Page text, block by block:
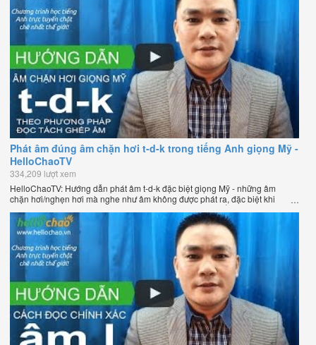
Phát âm đúng âm chặn hơi t-d-k trong tiếng Anh giọng Mỹ -
HelloChaoTV
334,209 lượt xem
HelloChaoTV: Hướng dẫn phát âm t-d-k đặc biệt giọng Mỹ - những âm
chặn hơi/nghẹn hơi mà nghe như âm không được phát ra, đặc biệt khi
chúng nằm ở cuối từ. Hướng dẫn của thầy Phạm Việt Thắng, đồng sáng
lập HelloChao.vn - Chương trình dạy tiếng Anh trực tuyến chặt chẽ nhất
thế giới.